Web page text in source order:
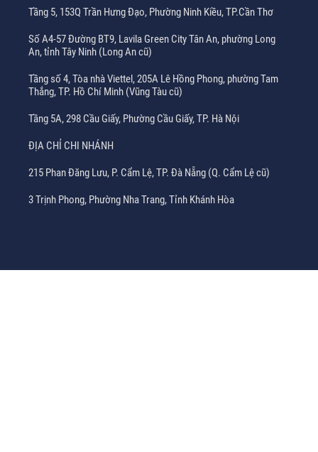
Tầng 5, 153Q Trần Hưng Đạo, Phường Ninh Kiều, TP.Cần Thơ
Số A4-57 Đường BT9, Lavila Green City Tân An, phường Long
An, tỉnh Tây Ninh (Long An cũ)
Tầng số 4, Tòa nhà Viettel, 205A Lê Hồng Phong, phường Tam
Thắng, TP. Hồ Chí Minh (Vũng Tàu cũ)
Tầng 5A, 298 Cầu Giấy, Phường Cầu Giấy, TP. Hà Nội
ĐỊA CHỈ CHI NHÁNH
215 Phan Đăng Lưu, P. Cẩm Lệ, TP. Đà Nẵng (Q. Cẩm Lệ cũ)
3 Trịnh Phong, Phường Nha Trang, Tỉnh Khánh Hòa